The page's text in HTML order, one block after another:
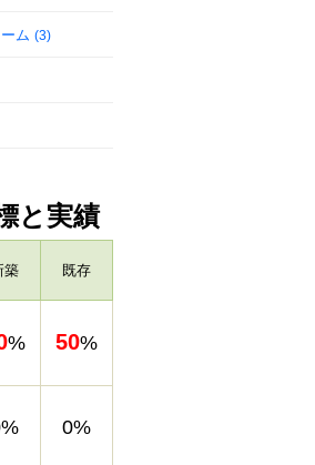
ム (3)
と実績
築 既存
% 50%
0%